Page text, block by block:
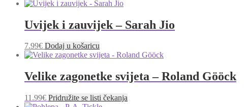
Uvijek i zauvijek – Sarah Jio
7.99€ Dodaj u košaricu
Velike zagonetke svijeta – Roland Gööck
11.99€ Pridružite se listi čekanja